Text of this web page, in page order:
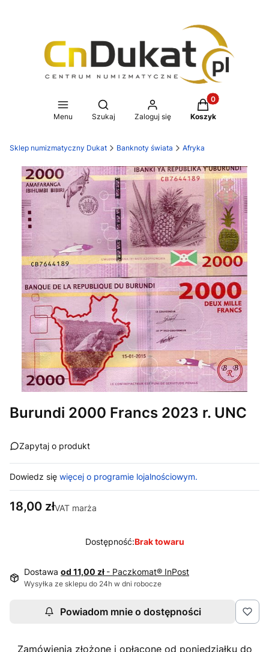
Menu
Otwórz wyszukiwarkę
Szukaj Zaloguj się
Produkty w
Koszyk
Sklep numizmatyczny Dukat Banknoty świata Afryka
Burundi 2000 Francs 2023 r. UNC
Zapytaj o produkt
Dowiedz się więcej o programie lojalnościowym.
Cena
18,00 złVAT marża
Dostępność:Brak towaru
Dostawa od 11,00 zł - Paczkomat® InPost
Wysyłka ze sklepu do 24h w dni robocze
Powiadom mnie o dostępności
Zamówienia złożone i opłacone od poniedziałku do